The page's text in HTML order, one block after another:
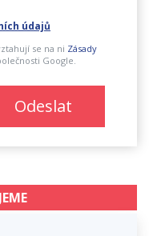
údajů
se na ni Zásady
Google.
Odeslat